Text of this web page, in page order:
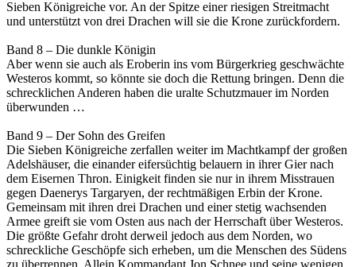
Sieben Königreiche vor. An der Spitze einer riesigen Streitmacht
und unterstützt von drei Drachen will sie die Krone zurückfordern.
Band 8 – Die dunkle Königin
Aber wenn sie auch als Eroberin ins vom Bürgerkrieg geschwächte
Westeros kommt, so könnte sie doch die Rettung bringen. Denn die
schrecklichen Anderen haben die uralte Schutzmauer im Norden
überwunden …
Band 9 – Der Sohn des Greifen
Die Sieben Königreiche zerfallen weiter im Machtkampf der großen
Adelshäuser, die einander eifersüchtig belauern in ihrer Gier nach
dem Eisernen Thron. Einigkeit finden sie nur in ihrem Misstrauen
gegen Daenerys Targaryen, der rechtmäßigen Erbin der Krone.
Gemeinsam mit ihren drei Drachen und einer stetig wachsenden
Armee greift sie vom Osten aus nach der Herrschaft über Westeros.
Die größte Gefahr droht derweil jedoch aus dem Norden, wo
schreckliche Geschöpfe sich erheben, um die Menschen des Südens